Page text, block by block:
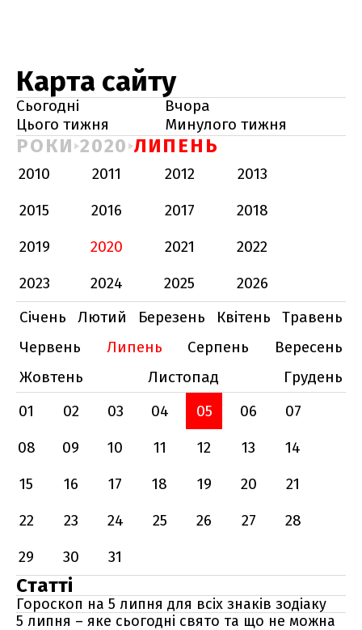
Карта сайту
Сьогодні
Вчора
Цього тижня
Минулого тижня
РОКИ 2020 ЛИПЕНЬ
2010 2011 2012
2013
2015
2016 2017
2018
2019
2020 2021
2022
2023
2024 2025
2026
Січень
Лютий Березень Квітень
Травень
Червень
Липень Серпень
Вересень
Жовтень
Листопад
Грудень
01
02 03 04 05 06
07
08
09 10 11 12 13
14
15
16 17 18 19 20
21
22
23 24 25 26 27
28
29
30 31
Статті
Гороскоп на 5 липня для всіх знаків зодіаку
5 липня – яке сьогодні свято та що не можна